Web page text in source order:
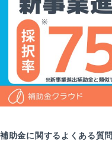
補助金に関するよくある質問